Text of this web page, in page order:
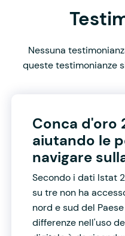
Nessuna
queste testimonianze
Conca d'oro
aiutando le
navigare
Secondo i dati Istat
su tre non ha
nord e sud del
differenze nell'uso